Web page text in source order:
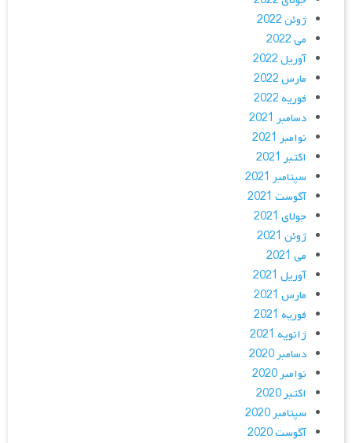
ژوئن 2022
می 2022
آوریل 2022
مارس 2022
فوریه 2022
دسامبر 2021
نوامبر 2021
اکتبر 2021
سپتامبر 2021
آگوست 2021
جولای 2021
ژوئن 2021
می 2021
آوریل 2021
مارس 2021
فوریه 2021
ژانویه 2021
دسامبر 2020
نوامبر 2020
اکتبر 2020
سپتامبر 2020
آگوست 2020